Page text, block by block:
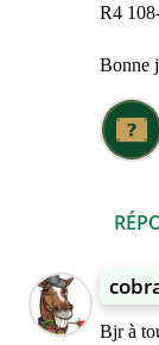
R4
Bonne
Bjr à